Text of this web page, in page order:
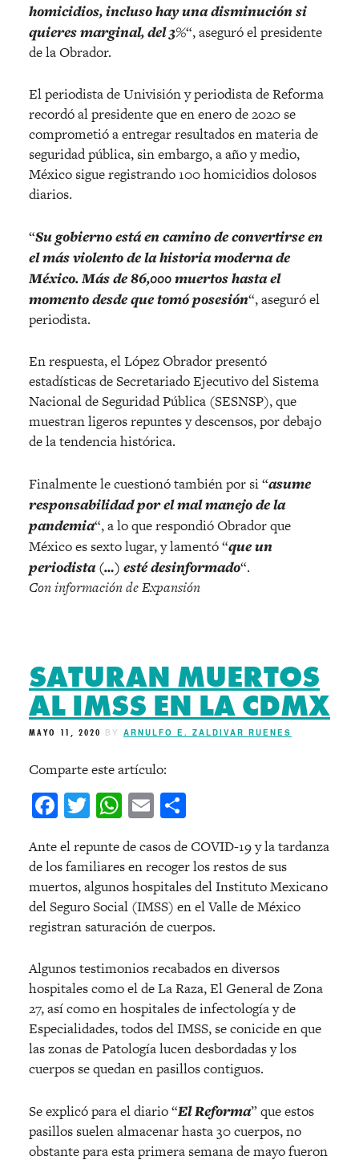
homicidios, incluso hay una disminución si
quieres marginal, del 3%“, aseguró el presidente
de la Obrador.
El periodista de Univisión y periodista de Reforma
recordó al presidente que en enero de 2020 se
comprometió a entregar resultados en materia de
seguridad pública, sin embargo, a año y medio,
México sigue registrando 100 homicidios dolosos
diarios.
“Su gobierno está en camino de convertirse en
el más violento de la historia moderna de
México. Más de 86,000 muertos hasta el
momento desde que tomó posesión“, aseguró el
periodista.
En respuesta, el López Obrador presentó
estadísticas de Secretariado Ejecutivo del Sistema
Nacional de Seguridad Pública (SESNSP), que
muestran ligeros repuntes y descensos, por debajo
de la tendencia histórica.
Finalmente le cuestionó también por si “asume
responsabilidad por el mal manejo de la
pandemia“, a lo que respondió Obrador que
México es sexto lugar, y lamentó “que un
periodista (…) esté desinformado“.
Con información de Expansión
SATURAN MUERTOS
AL IMSS EN LA CDMX
MAYO 11, 2020 BY ARNULFO E. ZALDIVAR RUENES
Comparte este artículo:
Facebook
Twitter
WhatsApp
Email
Ante el repunte de casos de COVID-19 y la tardanza
de los familiares en recoger los restos de sus
muertos, algunos hospitales del Instituto Mexicano
del Seguro Social (IMSS) en el Valle de México
registran saturación de cuerpos.
Algunos testimonios recabados en diversos
hospitales como el de La Raza, El General de Zona
27, así como en hospitales de infectología y de
Especialidades, todos del IMSS, se conicide en que
las zonas de Patología lucen desbordadas y los
cuerpos se quedan en pasillos contiguos.
Se explicó para el diario “El Reforma” que estos
pasillos suelen almacenar hasta 30 cuerpos, no
obstante para esta primera semana de mayo fueron